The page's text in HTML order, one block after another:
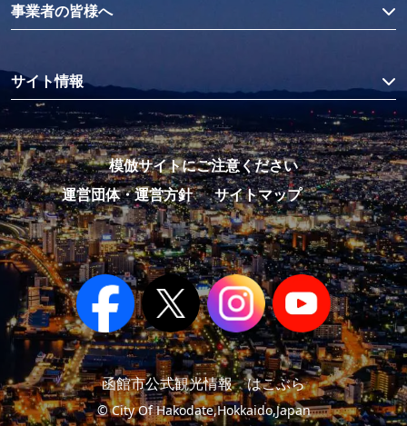
事業者の皆様へ
サイト情報
模倣サイトにご注意ください
運営団体・運営方針
サイトマップ
函館市公式観光情報 はこぶら
© City Of Hakodate,Hokkaido,Japan